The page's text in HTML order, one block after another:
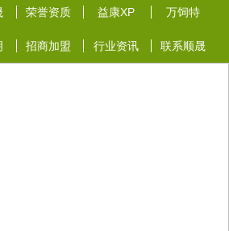
荣誉资质 益康XP 万饲特
招商加盟 行业资讯 联系顺晟